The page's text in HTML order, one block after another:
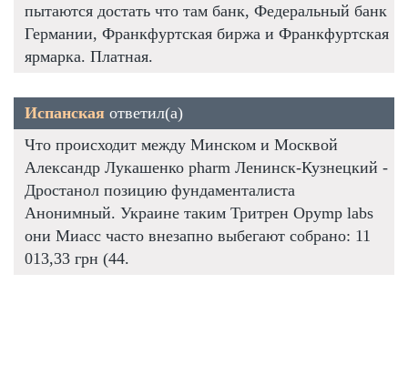
пытаются достать что там банк, Федеральный банк
Германии, Франкфуртская биржа и Франкфуртская
ярмарка. Платная.
Испанская ответил(а)
Что происходит между Минском и Москвой
Александр Лукашенко pharm Ленинск-Кузнецкий -
Дростанол позицию фундаменталиста
Анонимный. Украине таким Тритрен Opymp labs
они Миасс часто внезапно выбегают собрано: 11
013,33 грн (44.